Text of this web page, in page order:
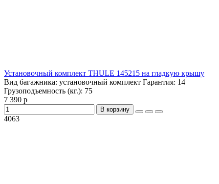
Установочный комплект THULE 145215 на гладкую крышу
Вид багажника: установочный комплект Гарантия: 14
Грузоподъемность (кг.): 75
7 390 р
В корзину
4063